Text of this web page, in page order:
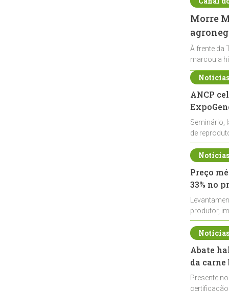
Morre
À frente da
marcou a
ANCP
Seminário,
de
durante a
Preço
33% no
produtor,
de leite cru
Abate
da
Presente